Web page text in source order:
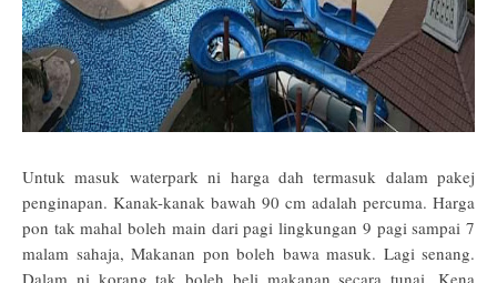
Untuk masuk waterpark ni harga dah termasuk dalam pakej
penginapan. Kanak-kanak bawah 90 cm adalah percuma. Harga
pon tak mahal boleh main dari pagi lingkungan 9 pagi sampai 7
malam sahaja, Makanan pon boleh bawa masuk. Lagi senang.
Dalam ni korang tak boleh beli makanan secara tunai. Kena